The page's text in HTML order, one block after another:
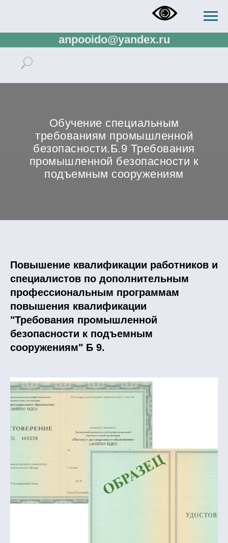
+73433832673, +73433288138,
+79321137807, rector.ido@gmail.com,
anpooido@yandex.ru
Обучение специальным
требованиям промышленной
безопасности.Б.9 Требования
промышленной безопасности к
подъемным сооружениям
Повышение квалификации работников и
специалистов по дополнительным
профессиональным программам
повышения квалификации
"Требования промышленной
безопасности к подъемным
сооружениям" Б 9.